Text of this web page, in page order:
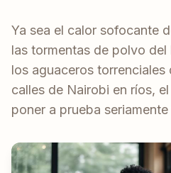
Ya sea el calor sofocante
las tormentas de polvo del
los aguaceros torrenciales
calles de Nairobi en ríos,
poner a prueba